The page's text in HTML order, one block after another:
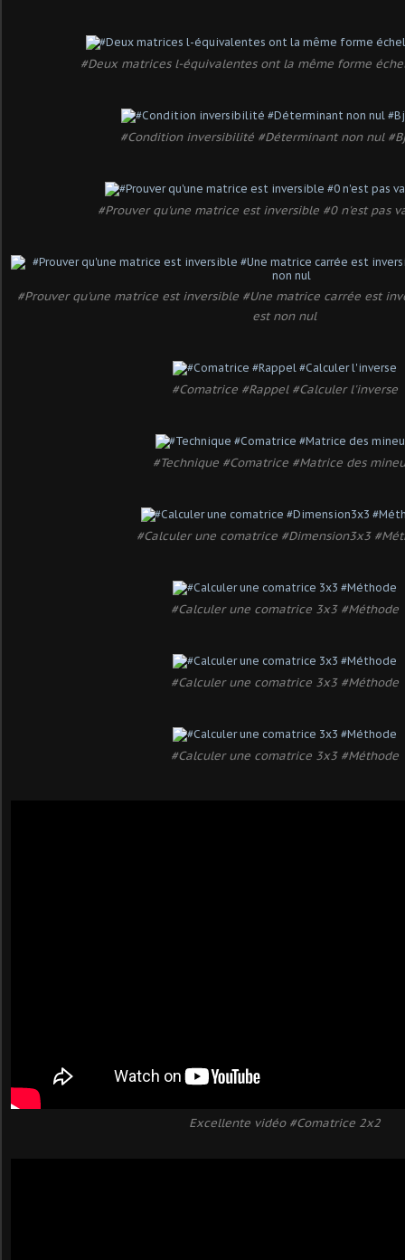
#Deux matrices l-équivalentes ont la même forme
#Condition inversibilité #Déterminant non nul
#Prouver qu'une matrice est inversible #0 n'est pas
#Prouver qu'une matrice est inversible #Une matrice carrée est
est non nul
#Comatrice #Rappel #Calculer l'inverse
#Technique #Comatrice #Matrice des
#Calculer une comatrice #Dimension3x3
#Calculer une comatrice 3x3 #Méthode
#Calculer une comatrice 3x3 #Méthode
#Calculer une comatrice 3x3 #Méthode
Excellente vidéo #Comatrice 2x2